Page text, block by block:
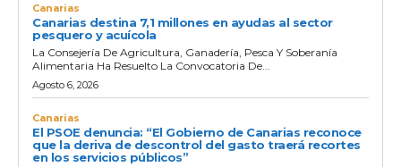
Canarias
Canarias destina 7,1 millones en ayudas al sector
pesquero y acuícola
La Consejería De Agricultura, Ganadería, Pesca Y Soberanía
Alimentaria Ha Resuelto La Convocatoria De...
Agosto 6, 2026
Canarias
El PSOE denuncia: “El Gobierno de Canarias reconoce
que la deriva de descontrol del gasto traerá recortes
en los servicios públicos”